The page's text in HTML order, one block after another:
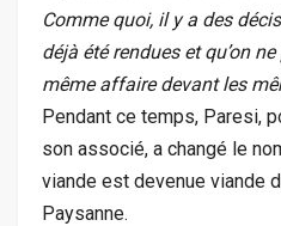
Comme quoi, il y a des
déjà été rendues et qu’on
même affaire devant les
Pendant ce temps, Paresi,
son associé, a changé le
viande est devenue viande
Paysanne.